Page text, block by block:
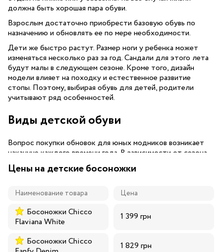
должна быть хорошая пара обуви.
Взрослым достаточно приобрести базовую обувь по
назначению и обновлять ее по мере необходимости.
Дети же быстро растут. Размер ноги у ребенка может
изменяться несколько раз за год. Сандали для этого лета
будут малы в следующем сезоне. Кроме того, дизайн
модели влияет на походку и естественное развитие
стопы. Поэтому, выбирая обувь для детей, родители
учитывают ряд особенностей.
Виды детской обуви
Вопрос покупки обновок для юных модников возникает
накануне каждого времени года. В зависимости от сезона
выделяют следующие виды детской обуви:
весенне-осенние ботинки, кеды, мокасины;
летние босоножки, сланцы, сабо.
Вне сезона есть потребность в кроссовках для
босоножках и текстильных тапочках для дома или
детского сада.
Цены на детские босоножки
Наименование товара Цена
Босоножки Chicco
Flaviana White
1 399 грн
Босоножки Chicco
1 829 грн